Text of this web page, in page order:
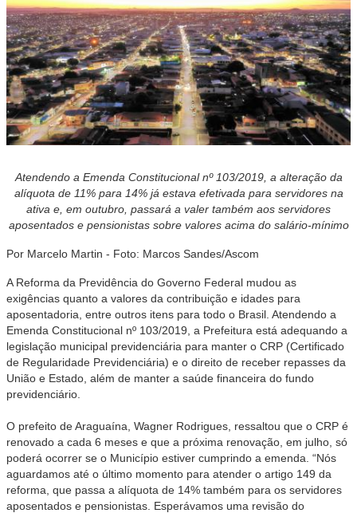
Atendendo a Emenda Constitucional nº 103/2019, a alteração da
alíquota de 11% para 14% já estava efetivada para servidores na
ativa e, em outubro, passará a valer também aos servidores
aposentados e pensionistas sobre valores acima do salário-mínimo
Por Marcelo Martin - Foto: Marcos Sandes/Ascom
A Reforma da Previdência do Governo Federal mudou as
exigências quanto a valores da contribuição e idades para
aposentadoria, entre outros itens para todo o Brasil. Atendendo a
Emenda Constitucional nº 103/2019, a Prefeitura está adequando a
legislação municipal previdenciária para manter o CRP (Certificado
de Regularidade Previdenciária) e o direito de receber repasses da
União e Estado, além de manter a saúde financeira do fundo
previdenciário.
O prefeito de Araguaína, Wagner Rodrigues, ressaltou que o CRP é
renovado a cada 6 meses e que a próxima renovação, em julho, só
poderá ocorrer se o Município estiver cumprindo a emenda. “Nós
aguardamos até o último momento para atender o artigo 149 da
reforma, que passa a alíquota de 14% também para os servidores
aposentados e pensionistas. Esperávamos uma revisão do